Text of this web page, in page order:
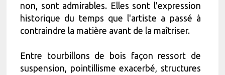
non, sont admirables. Elles sont l'expression
historique du temps que l'artiste a passé à
contraindre la matière avant de la maîtriser.
Entre tourbillons de bois façon ressort de
suspension, pointillisme exacerbé, structures